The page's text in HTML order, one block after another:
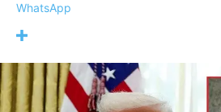
WhatsApp